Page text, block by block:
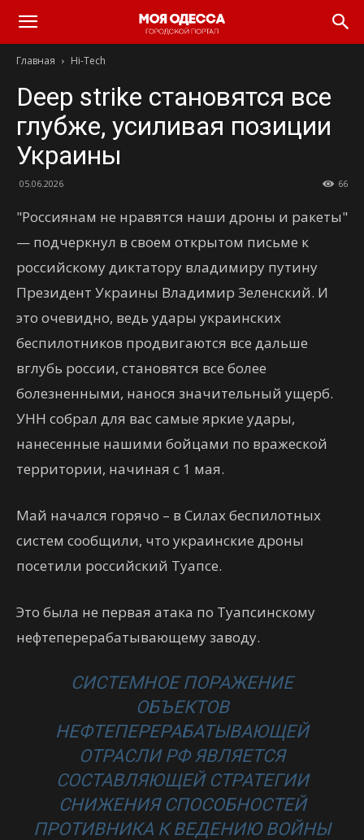
Моя
Одесса
Главная Hi-Tech
Deep strike становятся все
глубже, усиливая позиции
Украины
05.06.2026 66
"Россиянам не нравятся наши дроны и ракеты"
— подчеркнул в своем открытом письме к
российскому диктатору владимиру путину
Президент Украины Владимир Зеленский. И
это очевидно, ведь удары украинских
беспилотников продвигаются все дальше
вглубь россии, становятся все более
болезненными, нанося значительный ущерб.
УНН собрал для вас самые яркие удары,
нанесенные нашими бойцами по вражеской
территории, начиная с 1 мая.
Май начался горячо – в Силах беспилотных
систем сообщили, что украинские дроны
посетили российский Туапсе.
Это была не первая атака по Туапсинскому
нефтеперерабатывающему заводу.
СИСТЕМНОЕ ПОРАЖЕНИЕ
ОБЪЕКТОВ
НЕФТЕПЕРЕРАБАТЫВАЮЩЕЙ
ОТРАСЛИ РФ ЯВЛЯЕТСЯ
СОСТАВЛЯЮЩЕЙ СТРАТЕГИИ
СНИЖЕНИЯ СПОСОБНОСТЕЙ
ПРОТИВНИКА К ВЕДЕНИЮ ВОЙНЫ